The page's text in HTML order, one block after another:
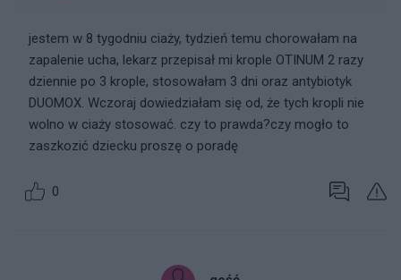
jestem w 8 tygodniu ciaży, tydzień temu chorowałam na
zapalenie ucha, lekarz przepisał mi krople OTINUM 2 razy
dziennie po 3 krople, stosowałam 3 dni oraz antybiotyk
DUOMOX. Wczoraj dowiedziałam się od, że tych kropli nie
wolno w ciaży stosować. czy to prawda?czy mogło to
zaszkozić dziecku proszę o poradę
0